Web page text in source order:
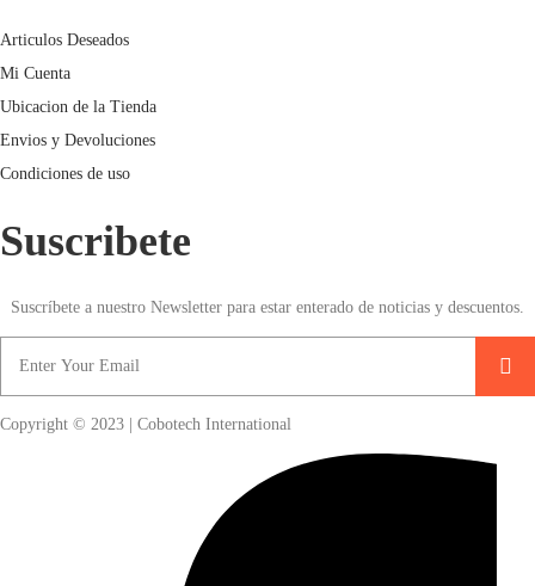
Articulos Deseados
Mi Cuenta
Ubicacion de la Tienda
Envios y Devoluciones
Condiciones de uso
Suscribete
Suscríbete a nuestro Newsletter para estar enterado de noticias y descuentos.
Copyright © 2023 | Cobotech International